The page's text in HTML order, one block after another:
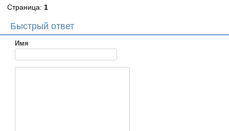
Страница: 1
Быстрый ответ
Имя